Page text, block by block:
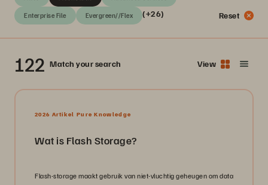
Enterprise File Evergreen//Flex (+26) Reset
122 Match your search View
2026 Artikel Pure Knowledge
Wat is Flash Storage?
Flash-storage maakt gebruik van niet-vluchtig geheugen om data